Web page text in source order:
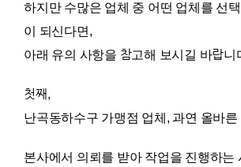
하지만 수많은 업체 중 어떤 업체를 선
이 되신다면,
아래 유의 사항을 참고해 보시길 바랍니
첫째,
난곡동하수구 가맹점 업체, 과연 올바
본사에서 의뢰를 받아 작업을 진행하는